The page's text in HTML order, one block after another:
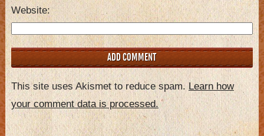
Website
This site uses Akismet to reduce spam. Learn how
your comment data is processed.